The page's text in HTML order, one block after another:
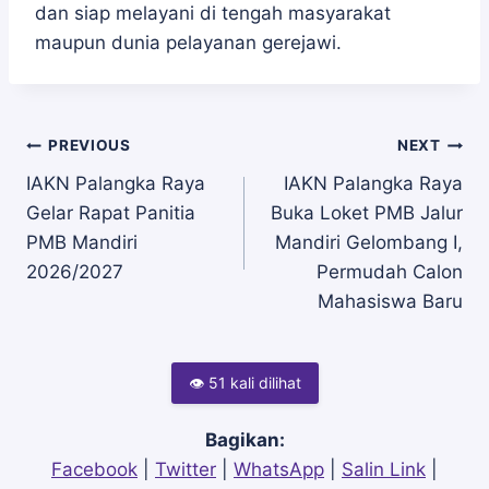
dan siap melayani di tengah masyarakat
maupun dunia pelayanan gerejawi.
Navigasi
pos
PREVIOUS
IAKN Palangka Raya
Gelar Rapat Panitia
PMB Mandiri
2026/2027
NEXT
IAKN Palangka Raya
Buka Loket PMB Jalur
Mandiri Gelombang I,
Permudah Calon
Mahasiswa Baru
👁 51 kali dilihat
Bagikan:
Facebook
Twitter WhatsApp Salin Link